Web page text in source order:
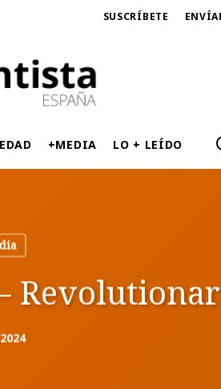
SUSCRÍBETE
+MEDIA LO + LEÍDO